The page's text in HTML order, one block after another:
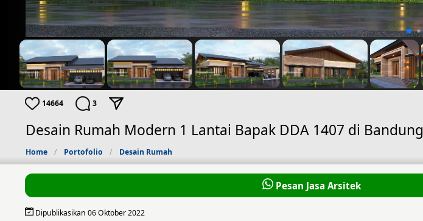
14664 3
Desain Rumah Modern 1 Lantai Bapak DDA 1407 di Bandung
Home Portofolio Desain Rumah
Pesan Jasa Arsitek
Dipublikasikan 06 Oktober 2022